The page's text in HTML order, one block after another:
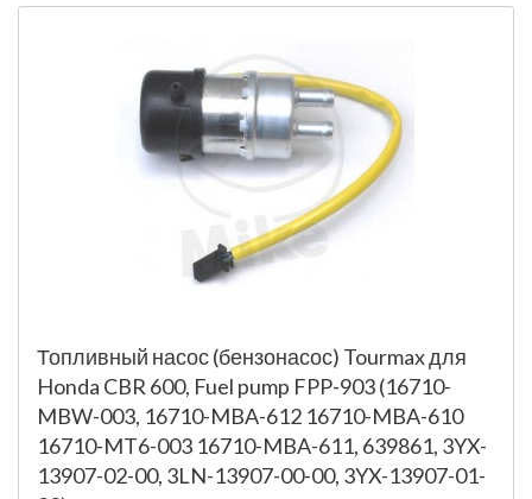
Топливный насос (бензонасос) Tourmax для
Honda CBR 600, Fuel pump FPP-903 (16710-
MBW-003, 16710-MBA-612 16710-MBA-610
16710-MT6-003 16710-MBA-611, 639861, 3YX-
13907-02-00, 3LN-13907-00-00, 3YX-13907-01-